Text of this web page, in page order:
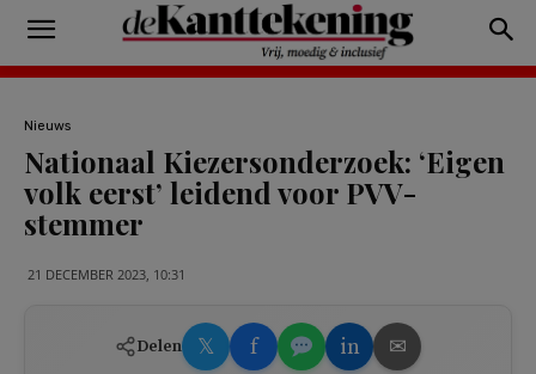
Nieuws
Nationaal Kiezersonderzoek: ‘Eigen
volk eerst’ leidend voor PVV-
stemmer
21 DECEMBER 2023, 10:31
Delen 𝕏 f in ✉